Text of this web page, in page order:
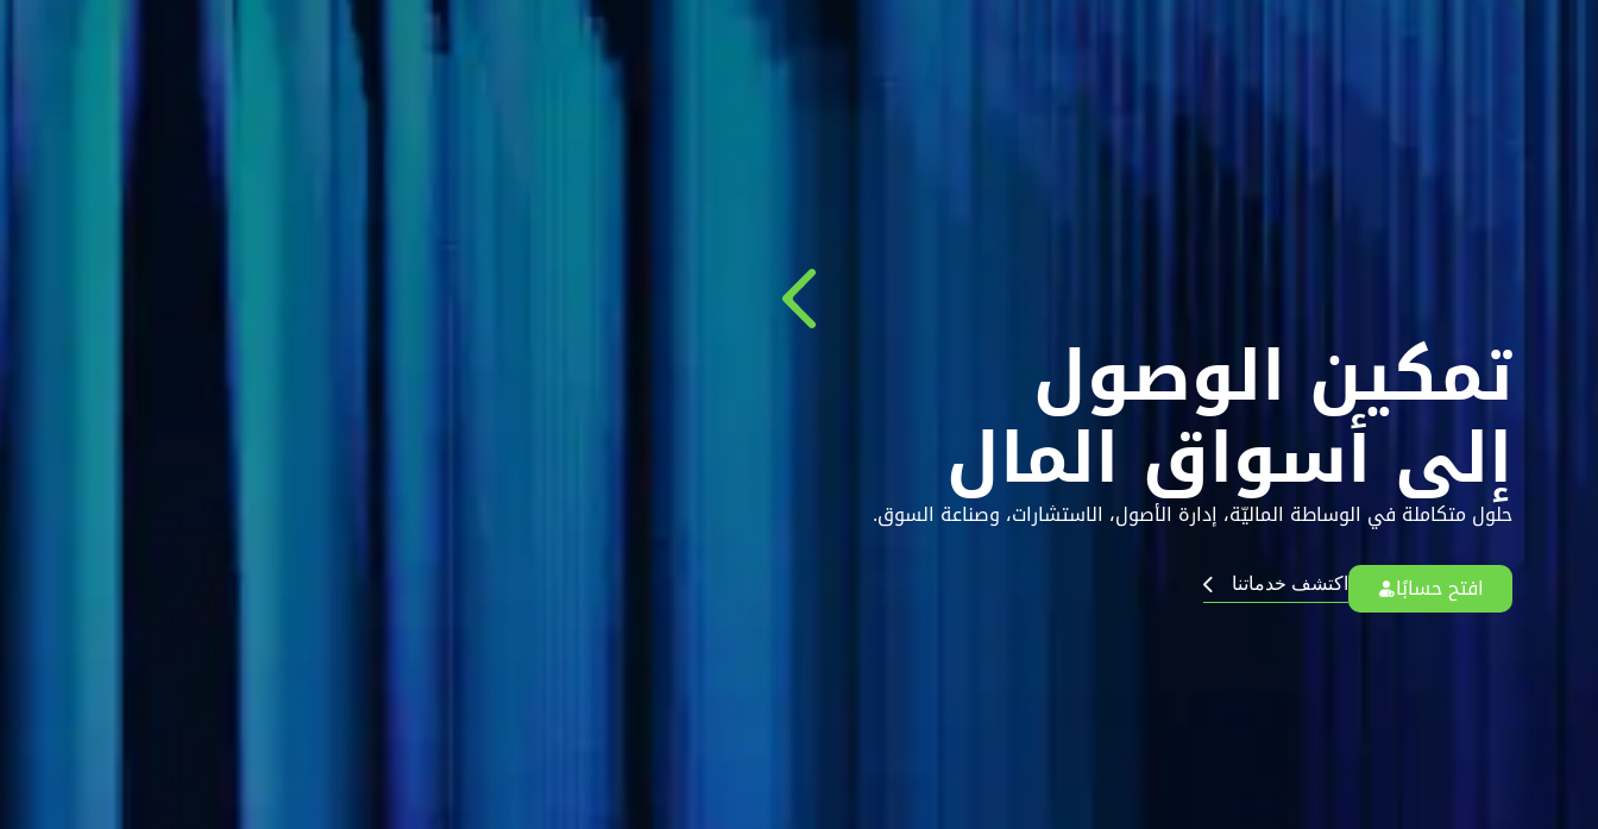
تمكين الوصول
إلى أسواق المال
حلول متكاملة في الوساطة الماليّة، إدارة الأصول، الاستشارات، وصناعة السوق.
افتح حسابًا
اكتشف خدماتنا